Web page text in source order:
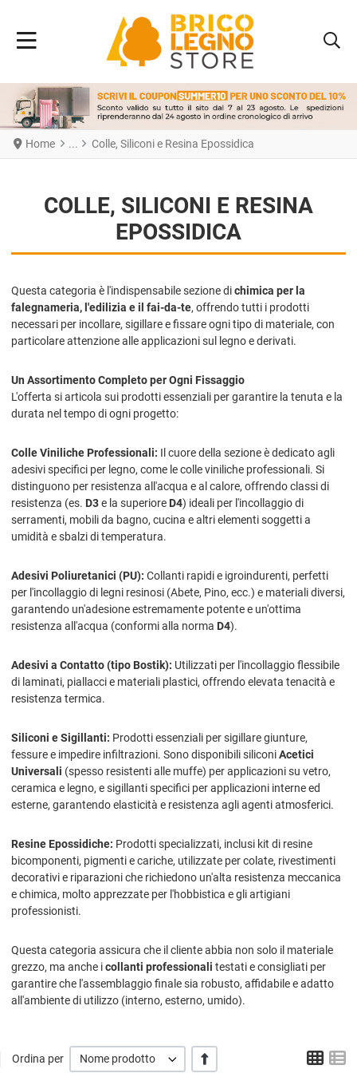
Home Colle, Siliconi e Resina Epossidica
COLLE, SILICONI E RESINA
EPOSSIDICA
Questa categoria è l'indispensabile sezione dichimica per la
falegnameria, l'edilizia e il fai-da-te, offrendo tutti i prodotti
necessari per incollare, sigillare e fissare ogni tipo di materiale, con
particolare attenzione alle applicazioni sul legno e derivati.
Un Assortimento Completo per Ogni Fissaggio
L'offerta si articola sui prodotti essenziali per garantire la tenuta e la
durata nel tempo di ogni progetto:
Colle Viniliche Professionali: Il cuore della sezione è dedicato agli
adesivi specifici per legno, come le colle viniliche professionali. Si
distinguono per resistenza all'acqua e al calore, offrendo classi di
resistenza (es. D3e la superiore D4) ideali per l'incollaggio di
serramenti, mobili da bagno, cucina e altri elementi soggetti a
umidità e sbalzi di temperatura.
Adesivi Poliuretanici (PU): Collanti rapidi e igroindurenti, perfetti
per l'incollaggio di legni resinosi (Abete, Pino, ecc.) e materiali diversi,
garantendo un'adesione estremamente potente e un'ottima
resistenza all'acqua (conformi alla norma D4).
Adesivi a Contatto (tipo Bostik): Utilizzati per l'incollaggio flessibile
di laminati, piallacci e materiali plastici, offrendo elevata tenacità e
resistenza termica.
Siliconi e Sigillanti: Prodotti essenziali per sigillare giunture,
fessure e impedire infiltrazioni. Sono disponibili siliconiAcetici
Universali (spesso resistenti alle muffe) per applicazioni su vetro,
ceramica e legno, e sigillanti specifici per applicazioni interne ed
esterne, garantendo elasticità e resistenza agli agenti atmosferici.
Resine Epossidiche: Prodotti specializzati, inclusi kit di resine
bicomponenti, pigmenti e cariche, utilizzate per colate, rivestimenti
decorativi e riparazioni che richiedono un'alta resistenza meccanica
e chimica, molto apprezzate per l'hobbistica e gli artigiani
professionisti.
Questa categoria assicura che il cliente abbia non solo il materiale
grezzo, ma anche icollanti professionali testati e consigliati per
garantire che l'assemblaggio finale sia robusto, affidabile e adatto
all'ambiente di utilizzo (interno, esterno, umido).
Ordina per Nome prodotto +/-